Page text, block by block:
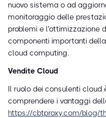
nuovo sistema o ad
monitoraggio delle
problemi e l'ottimizzazione
componenti importanti
cloud computing.
Vendite Cloud
Il ruolo dei consulenti cloud
comprendere i vantaggi
https://cbtproxy.com/blog/